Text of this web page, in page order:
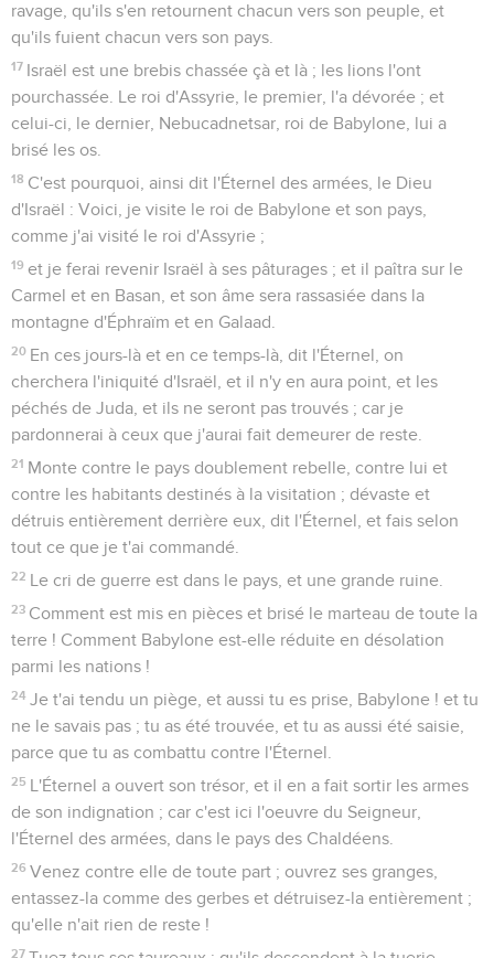
ravage, qu'ils s'en retournent chacun vers son peuple, et
qu'ils fuient chacun vers son pays.
17 Israël est une brebis chassée çà et là ; les lions l'ont
pourchassée. Le roi d'Assyrie, le premier, l'a dévorée ; et
celui-ci, le dernier, Nebucadnetsar, roi de Babylone, lui a
brisé les os.
18 C'est pourquoi, ainsi dit l'Éternel des armées, le Dieu
d'Israël : Voici, je visite le roi de Babylone et son pays,
comme j'ai visité le roi d'Assyrie ;
19 et je ferai revenir Israël à ses pâturages ; et il paîtra sur le
Carmel et en Basan, et son âme sera rassasiée dans la
montagne d'Éphraïm et en Galaad.
20 En ces jours-là et en ce temps-là, dit l'Éternel, on
cherchera l'iniquité d'Israël, et il n'y en aura point, et les
péchés de Juda, et ils ne seront pas trouvés ; car je
pardonnerai à ceux que j'aurai fait demeurer de reste.
21 Monte contre le pays doublement rebelle, contre lui et
contre les habitants destinés à la visitation ; dévaste et
détruis entièrement derrière eux, dit l'Éternel, et fais selon
tout ce que je t'ai commandé.
22 Le cri de guerre est dans le pays, et une grande ruine.
23 Comment est mis en pièces et brisé le marteau de toute la
terre ! Comment Babylone est-elle réduite en désolation
parmi les nations !
24 Je t'ai tendu un piège, et aussi tu es prise, Babylone ! et tu
ne le savais pas ; tu as été trouvée, et tu as aussi été saisie,
parce que tu as combattu contre l'Éternel.
25 L'Éternel a ouvert son trésor, et il en a fait sortir les armes
de son indignation ; car c'est ici l'oeuvre du Seigneur,
l'Éternel des armées, dans le pays des Chaldéens.
26 Venez contre elle de toute part ; ouvrez ses granges,
entassez-la comme des gerbes et détruisez-la entièrement ;
qu'elle n'ait rien de reste !
27